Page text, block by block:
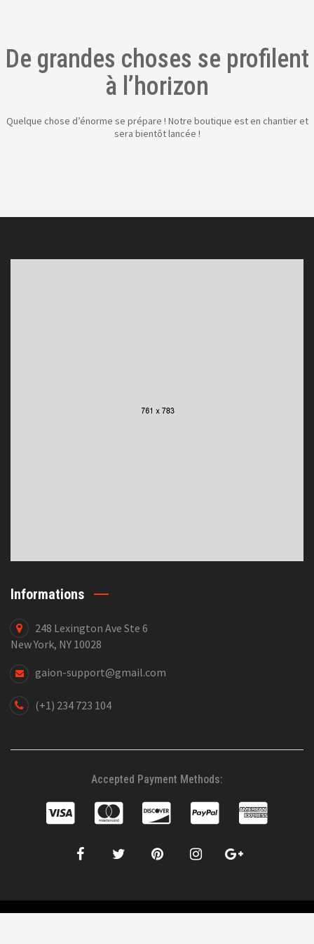
De grandes choses se profilent
à l’horizon
Quelque chose d’énorme se prépare ! Notre boutique est en chantier et
sera bientôt lancée !
Informations
248 Lexington Ave Ste 6
New York, NY 10028
gaion-support@gmail.com
(+1) 234 723 104
Accepted Payment Methods: